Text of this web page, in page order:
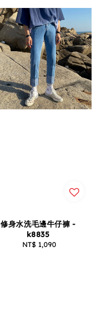
修身水洗毛邊牛仔褲 -
k8835
Regular
NT$ 1,090